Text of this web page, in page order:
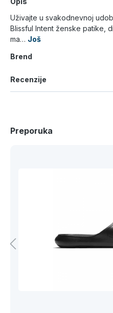
Uživajte u svakodnevnoj
Blissful Intent ženske patike,
ma… Još
Brend
Recenzije
Preporuka